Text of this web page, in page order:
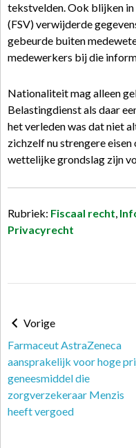
tekstvelden. Ook blijken
(FSV) verwijderde
gebeurde buiten
medewerkers bij die
Nationaliteit mag alleen
Belastingdienst als daar
het verleden was dat niet
zichzelf nu strengere
wettelijke grondslag zijn
Rubriek: Fiscaal recht,
Privacyrecht
Vorige
Farmaceut AstraZeneca
aansprakelijk voor hoge
geneesmiddel die
zorgverzekeraar Menzis
heeft vergoed